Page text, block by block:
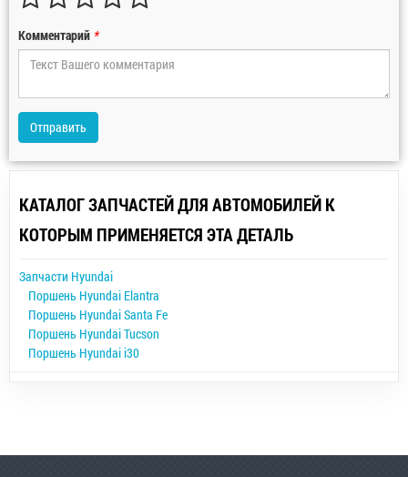
Комментарий *
Отправить
КАТАЛОГ ЗАПЧАСТЕЙ ДЛЯ АВТОМОБИЛЕЙ К
КОТОРЫМ ПРИМЕНЯЕТСЯ ЭТА ДЕТАЛЬ
Запчасти Hyundai
Поршень Hyundai Elantra
Поршень Hyundai Santa Fe
Поршень Hyundai Tucson
Поршень Hyundai i30